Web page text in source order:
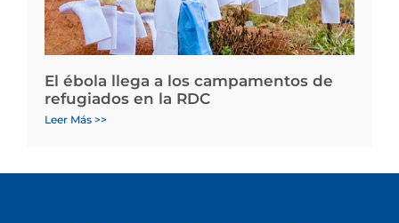
El ébola llega a los campamentos de
refugiados en la RDC
Leer Más >>